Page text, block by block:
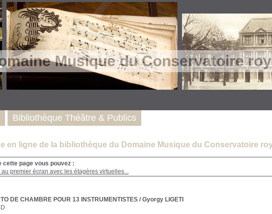
Musique du Conservatoire
en ligne de la bibliothèque du Domaine Musique du Conservatoire
cette page vous pouvez :
au premier écran avec les étagères virtuelles...
DE CHAMBRE POUR 13 INSTRUMENTISTES/ Gyorgy LIGETI
Bibliothèque Théâtre & Publics